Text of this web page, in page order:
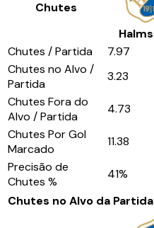
Chutes
Chutes / Partida 7.97
Chutes no Alvo /
Partida
3.23
Chutes Fora do
Alvo / Partida
4.73
Chutes Por Gol
Marcado
11.38
Precisão de
Chutes %
41%
Chutes no Alvo da Partida